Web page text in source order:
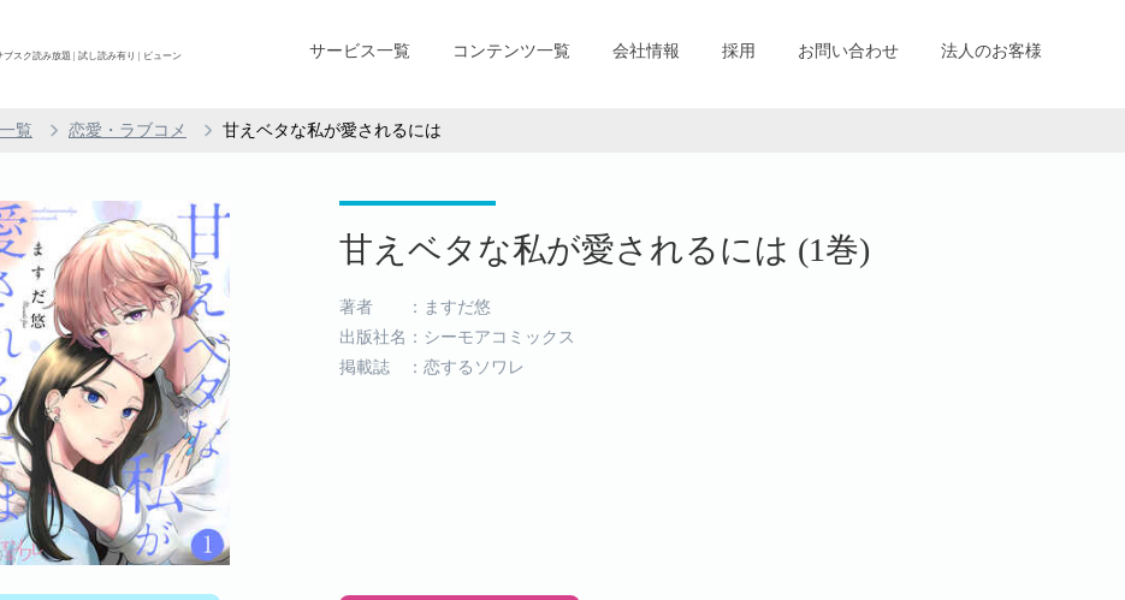
ブスク読み放題 | 試し読み有り | ビューン サービス一覧 コンテンツ一覧 会社情報 採用 お問い合わせ 法人のお客様
覧 恋愛・ラブコメ 甘えベタな私が愛されるには
甘えベタな私が愛されるには (1巻)
著者 ：ますだ悠
出版社名：シーモアコミックス
掲載誌 ：恋するソワレ